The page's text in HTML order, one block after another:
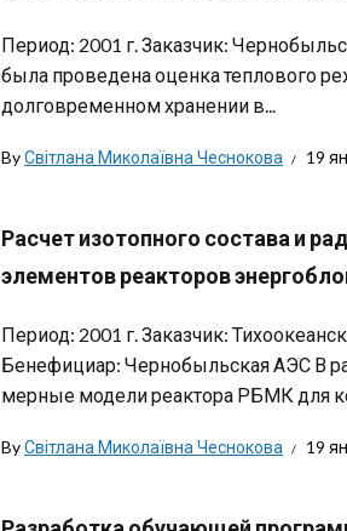
Период: 2001 г. Заказчик:
была проведена оценка теплового
долговременном хранении в...
ByСвітлана Миколаївна Чеснокова 19
Расчет изотопного состава и
элементов реакторов
Период: 2001 г. Заказчик:
Бенефициар: Чернобыльская АЭС В
мерные модели реактора РБМК для
ByСвітлана Миколаївна Чеснокова 19